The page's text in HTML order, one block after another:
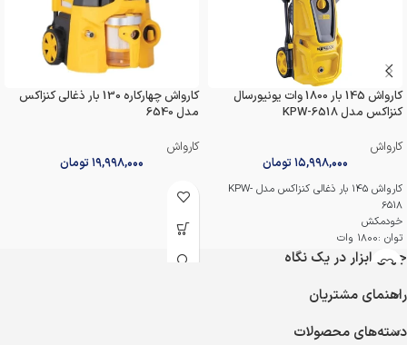
کارواش 145 بار 1800 وات یونیورسال
کنزاکس مدل KPW-6518
کارواش
۱۵,۹۹۸,۰۰۰تومان
کارواش 145 بار ذغالی کنزاکس مدل KPW-
6518
خودمکش
توان :1800 وات
حداکثر خروجی آب: 145 بار
میزان خروجی آب: 5.5 لیتر در دقیقه
حداکثر دبی خروجی آب: 7.5 لیتر در دقیقه
گارانتی 12 ماهه کنزاکس
کارواش چهارکاره 130 بار ذغالی کنزاکس
مدل 6540
کارواش
۱۹,۹۹۸,۰۰۰تومان
جهان ابزار در یک نگاه
راهنمای مشتریان
دسته‌های محصولات